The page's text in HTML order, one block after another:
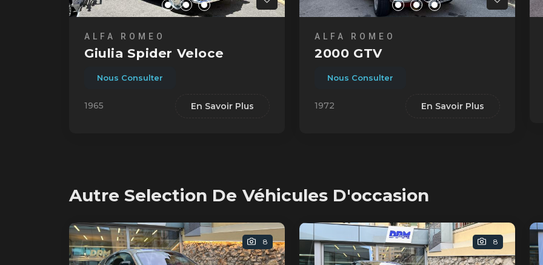
ALFA ROMEO
Giulia Spider Veloce
Nous Consulter
1965 En Savoir Plus
ALFA ROMEO
2000 GTV
Nous Consulter
1972 En Savoir Plus
Autre Selection De Véhicules D'occasion
8 8